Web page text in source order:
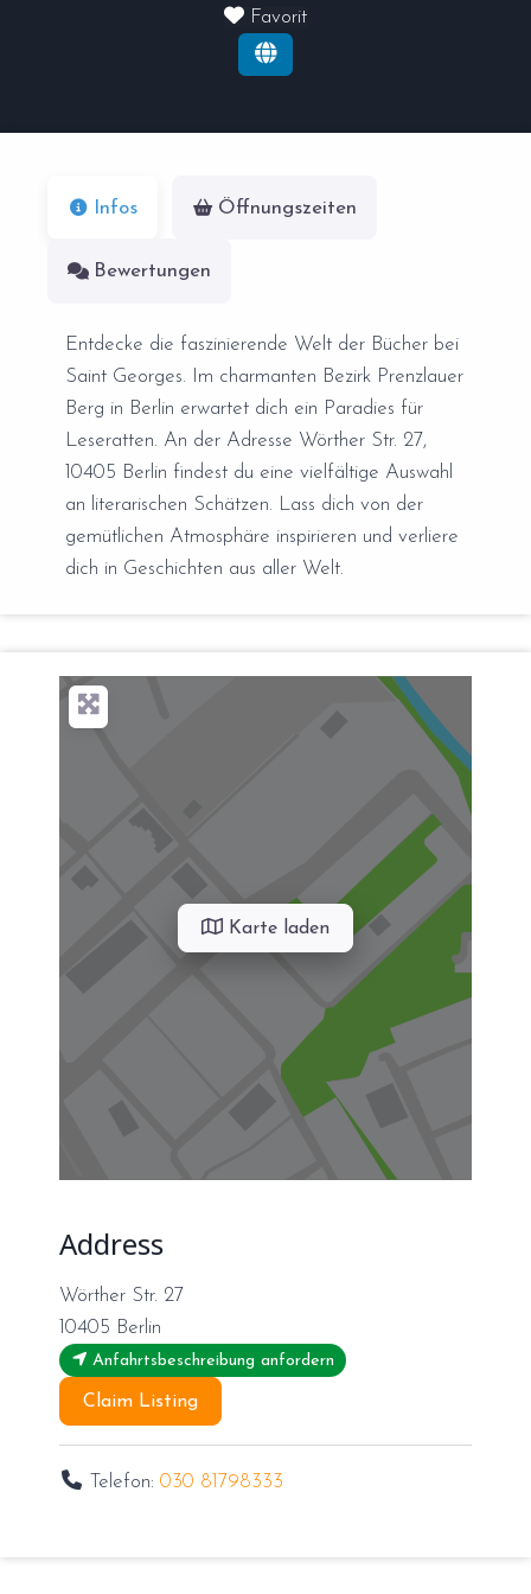
Favorit
Infos Öffnungszeiten
Bewertungen
Entdecke die faszinierende Welt der Bücher bei
Saint Georges. Im charmanten Bezirk Prenzlauer
Berg in Berlin erwartet dich ein Paradies für
Leseratten. An der Adresse Wörther Str. 27,
10405 Berlin findest du eine vielfältige Auswahl
an literarischen Schätzen. Lass dich von der
gemütlichen Atmosphäre inspirieren und verliere
dich in Geschichten aus aller Welt.
Karte laden
Address
Wörther Str. 27
10405 Berlin
Anfahrtsbeschreibung anfordern
Claim Listing
Telefon:030 81798333